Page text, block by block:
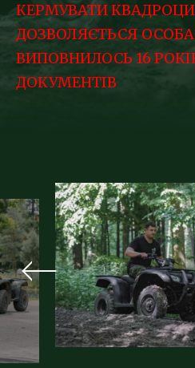
КЕРМУВАТИ
ДОЗВОЛЯЄТЬСЯ
ВИПОВНИЛОСЬ 16
ДОКУМЕНТІВ